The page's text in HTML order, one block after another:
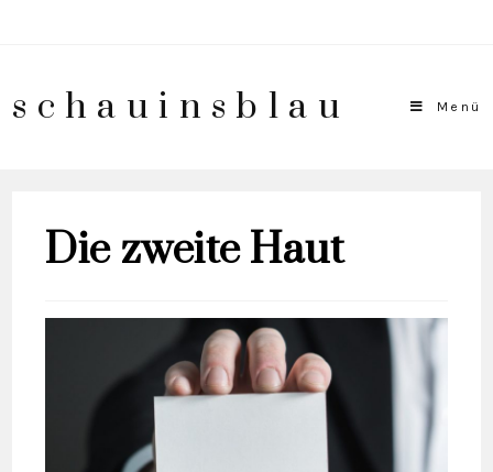
schauinsblau Menü
Die zweite Haut